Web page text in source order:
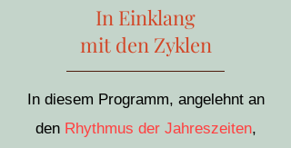
In Einklang
mit den Zyklen
In diesem Programm, angelehnt an
den Rhythmus der Jahreszeiten,